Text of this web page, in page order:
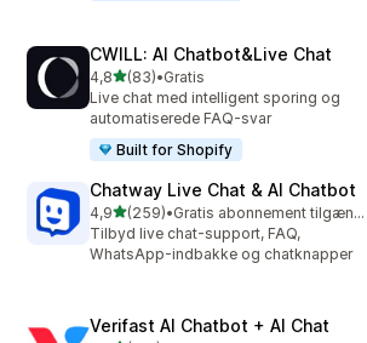
CWILL: AI Chatbot&Live Chat
4,8ud af 5 stjerner
(83)
83 anmeldelser i alt
•Gratis
Live chat med intelligent sporing og
automatiserede FAQ-svar
Built for Shopify
Chatway Live Chat & AI Chatbot
4,9ud af 5 stjerner
(259)
259 anmeldelser i alt
•
Gratis abonnement tilgængeligt
Tilbyd live chat-support, FAQ,
WhatsApp-indbakke og chatknapper
Verifast AI Chatbot + AI Chat